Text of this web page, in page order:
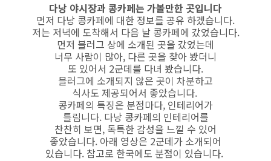
다낭 야시장과 콩카페는 가볼만한 곳입니다
먼저 다낭 콩카페에 대한 정보를 공유 하겠습니다.
저는 저녁에 도착해서 다음 날 콩카페에 갔었습니다.
먼저 블러그 상에 소개된 곳을 갔었는데
너무 사람이 많아, 다른 곳을 찾아 봤더니
또 있어서 2군데를 다녀 봤습니다.
블러그에 소개되지 않은 곳이 차분하고
식사도 제공되어서 좋았습니다.
콩카페의 특징은 분점마다, 인테리어가
틀림니다. 다낭 콩카페의 인테리어를
찬찬히 보면, 독특한 감성을 느낄 수 있어
좋았습니다. 아래 영상은 2군데가 소개되어
있습니다. 참고로 한국에도 분점이 있습니다.